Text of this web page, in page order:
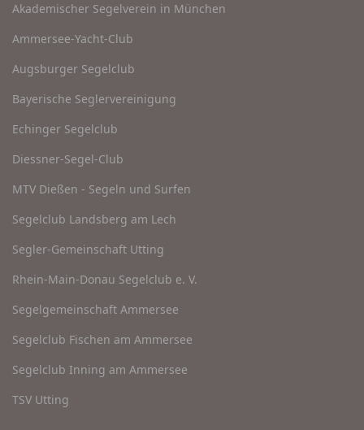
Akademischer Segelverein in München
Ammersee-Yacht-Club
Augsburger Segelclub
Bayerische Seglervereinigung
Echinger Segelclub
Diessner-Segel-Club
MTV Dießen - Segeln und Surfen
Segelclub Landsberg am Lech
Segler-Gemeinschaft Utting
Rhein-Main-Donau Segelclub e. V.
Segelgemeinschaft Ammersee
Segelclub Fischen am Ammersee
Segelclub Inning am Ammersee
TSV Utting